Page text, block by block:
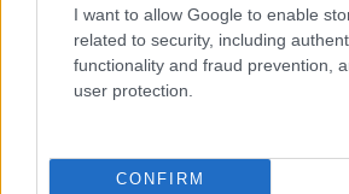
I want to allow Google to enable
related to security, including
functionality and fraud prevention,
user protection.
CONFIRM
ANDREY
MEGEGYEZETT A
CHELSEA-VEL -